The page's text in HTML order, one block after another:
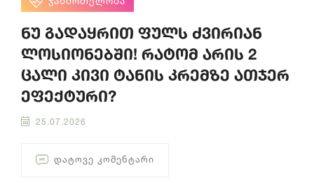
ნუ გადაყრით ფულს ძვირიან
ლოსიონებში! რატომ არის 2
ცალი კივი ტანის კრემზე ათჯერ
ეფექტური?
25.07.2026
ᲓᲐᲢᲝᲕᲔ ᲙᲝᲛᲔᲜᲢᲐᲠᲘ